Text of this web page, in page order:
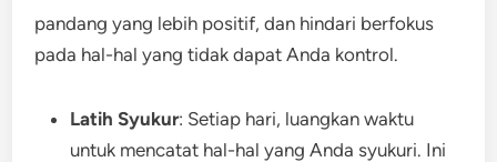
pandang yang lebih positif, dan hindari berfokus
pada hal-hal yang tidak dapat Anda kontrol.
Latih Syukur: Setiap hari, luangkan waktu
untuk mencatat hal-hal yang Anda syukuri. Ini